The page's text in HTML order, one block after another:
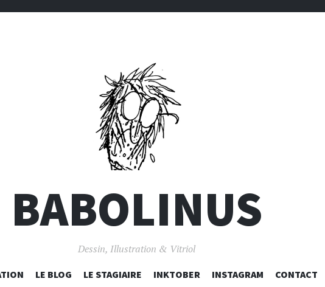
BABOLINUS
Dessin, Illustration & Vitriol
ALLER
LE BLOG LE STAGIAIRE INKTOBER INSTAGRAM CONTACT